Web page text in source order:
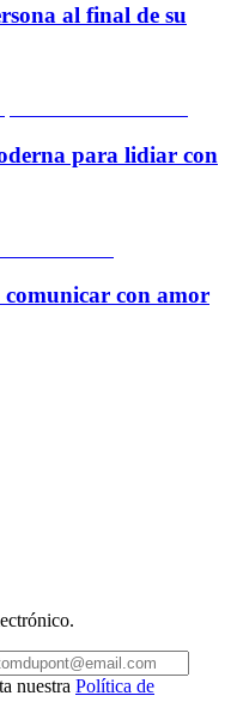
al final de su
para lidiar con
comunicar con amor
nuestra Política de